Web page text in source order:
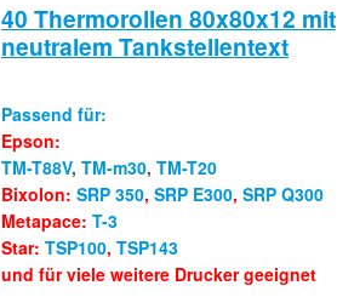
40 Thermorollen 80x80x12 mit
neutralem Tankstellentext
Passend für:
Epson:
TM-T88V,TM-m30,TM-T20
Bixolon:SRP 350,SRP E300,SRP Q300
Metapace:T-3
Star:TSP100,TSP143
und für viele weitere Drucker geeignet